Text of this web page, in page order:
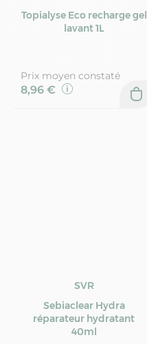
Topialyse Eco recharge gel
lavant 1L
Prix moyen constaté
8,96 €
SVR
Sebiaclear Hydra
réparateur hydratant
40ml